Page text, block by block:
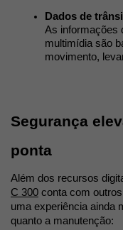
Dados de
As informações
multimídia são
movimento,
Segurança
ponta
Além dos recursos
C 300 conta com
uma experiência ainda
quanto a manutenção: